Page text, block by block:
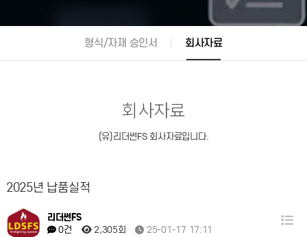
형식/자재 승인서 회사자료
회사자료
(유)리더썬FS 회사자료입니다.
2025년 납품실적
리더썬FS
0건
2,305회 25-01-17 17:11